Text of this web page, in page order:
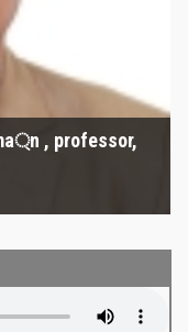
, professor,